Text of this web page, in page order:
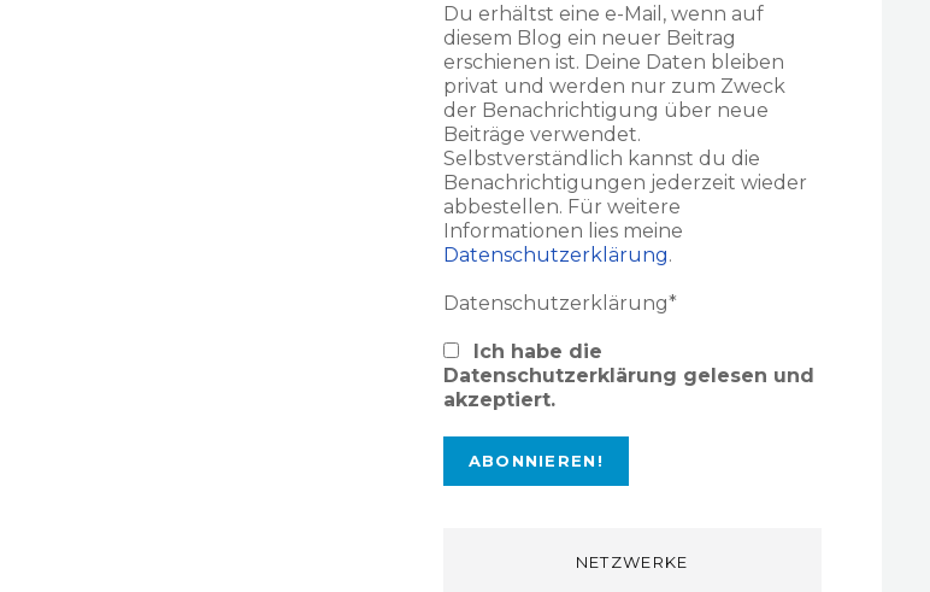
Du erhältst eine e-Mail, wenn auf
diesem Blog ein neuer Beitrag
erschienen ist. Deine Daten bleiben
privat und werden nur zum Zweck
der Benachrichtigung über neue
Beiträge verwendet.
Selbstverständlich kannst du die
Benachrichtigungen jederzeit wieder
abbestellen. Für weitere
Informationen lies meine
Datenschutzerklärung.
Datenschutzerklärung*
Ich habe die
Datenschutzerklärung gelesen und
akzeptiert.
NETZWERKE